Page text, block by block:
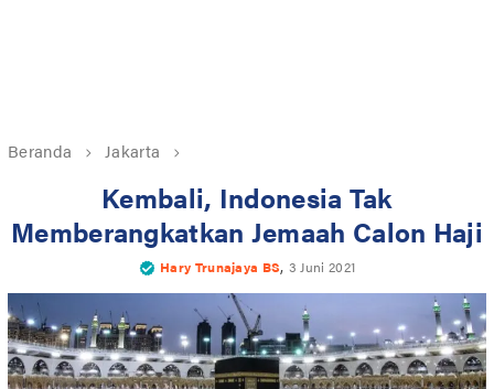
Beranda Jakarta
Kembali, Indonesia Tak
Memberangkatkan Jemaah Calon Haji
Hary Trunajaya BS, 3 Juni 2021